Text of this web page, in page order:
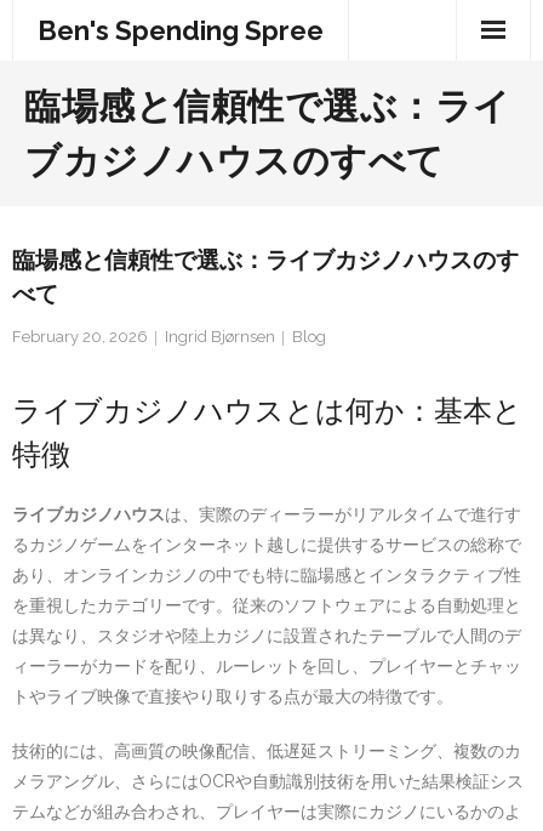
Ben's Spending Spree
臨場感と信頼性で選ぶ： ライ
ブカジノハウスのすべて
臨場感と信頼性で選ぶ： ライブカジノハウスのす
べて
February 20, 2026 Ingrid Bjørnsen Blog
ライブカジノハウスとは何か：基本と
特徴
ライブカジノハウスは、実際のディーラーがリアルタイムで進行す
るカジノゲームをインターネット越しに提供するサービスの総称で
あり、オンラインカジノの中でも特に臨場感とインタラクティブ性
を重視したカテゴリーです。従来のソフトウェアによる自動処理と
は異なり、スタジオや陸上カジノに設置されたテーブルで人間のデ
ィーラーがカードを配り、ルーレットを回し、プレイヤーとチャッ
トやライブ映像で直接やり取りする点が最大の特徴です。
技術的には、高画質の映像配信、低遅延ストリーミング、複数のカ
メラアングル、さらにはOCRや自動識別技術を用いた結果検証シス
テムなどが組み合わされ、プレイヤーは実際にカジノにいるかのよ